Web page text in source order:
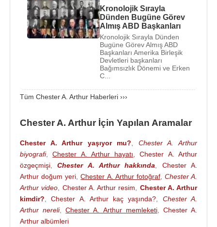
eyalet milislerinde tuğgeneral olarak görevlendirildi
ve levazım sorumlusu olarak görev yaptı. Bu görev,
ona idari yetenek kazandırdı ve
Cumhuriyetçi Partisi içindeki konumunu
New York
Conklingliderliğindeki Stalwart kanadıyla
ilişkilendirildi. 1871-1875 yılları arasında
makam, dönemin ganimet sistemiyle bağlantılı en
’un siyasi yükselişi başlangıçta
bu patronaj ağıyla ilişkilendirildi.
Chester A. Arthur, 1880 başkanlık seçimlerinde
Cumhuriyetçi Parti listesindenJames A. Garfield’ın
başkan yardımcısı adayı oldu. Seçimin
Kronolojik Sırayla
Dünden Bugüne Görev
Almış ABD Başkanları
Kronolojik Sırayla Dünden
Bugüne Görev Almış ABD
Başkanları Amerika Birleşik
Devletleri başkanları
Bağımsızlık Dönemi ve Erken
C...
Tüm Chester A. Arthur Haberleri ›››
Chester A. Arthur İçin Yapılan Aramalar
Chester A. Arthur yaşıyor mu?
Chester A. Arthur
biyografi,Chester A. Arthur hayatı ,Chester A. Arthur
özgeçmişi ,Chester A. Arthur hakkında
Chester A.
Arthur doğum yeri ,Chester A. Arthur fotoğraf, Chester A.
Arthur video
Chester A. Arthur resim
Chester A. Arthur
kimdir? ,Chester A. Arthur kaç yaşında?
Chester A.
Arthur nereli,Chester A. Arthur memleketi, Chester A.
Arthur albümleri